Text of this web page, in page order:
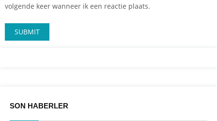
volgende keer wanneer ik een reactie plaats.
SON HABERLER